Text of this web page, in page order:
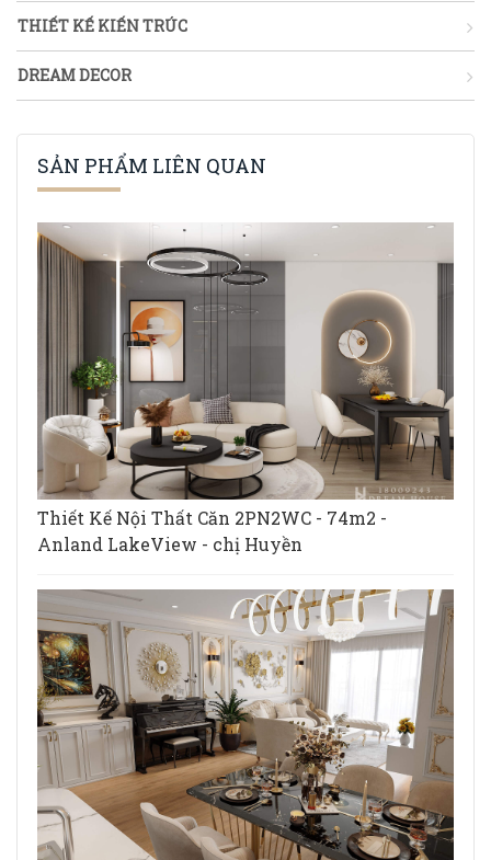
THIẾT KẾ KIẾN TRÚC
DREAM DECOR
SẢN PHẨM LIÊN QUAN
Thiết Kế Nội Thất Căn 2PN2WC - 74m2 -
Anland LakeView - chị Huyền